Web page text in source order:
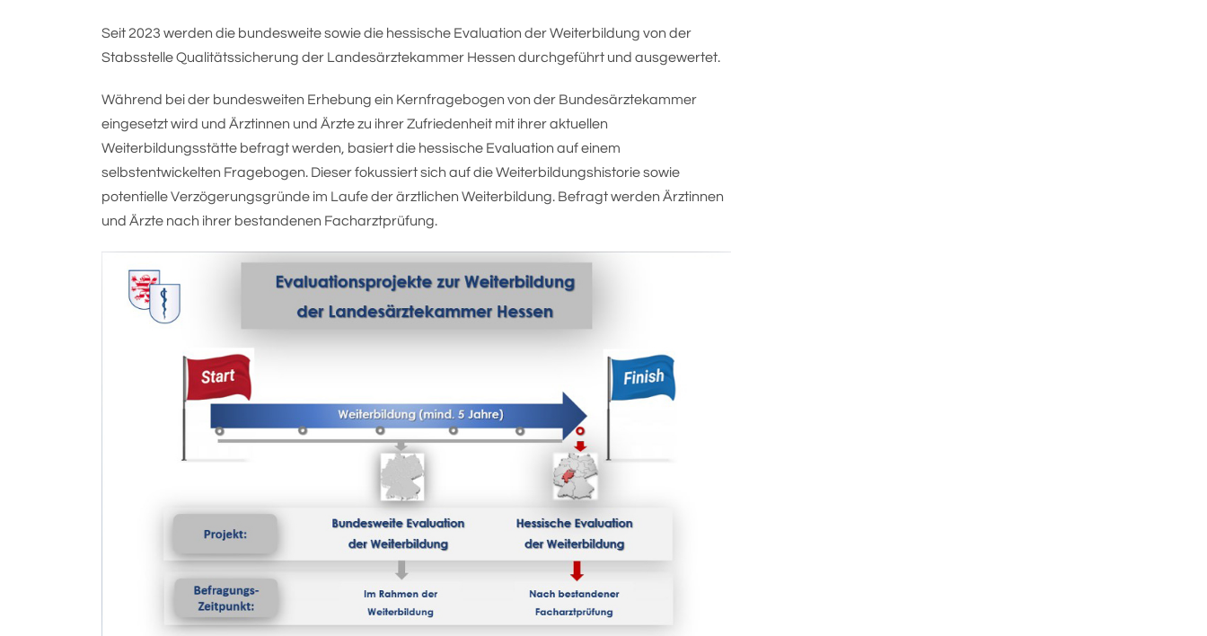
Seit 2023 werden die bundesweite sowie die hessische Evaluation der Weiterbildung von der
Stabsstelle Qualitätssicherung der Landesärztekammer Hessen durchgeführt und ausgewertet.
Während bei der bundesweiten Erhebung ein Kernfragebogen von der Bundesärztekammer
eingesetzt wird und Ärztinnen und Ärzte zu ihrer Zufriedenheit mit ihrer aktuellen
Weiterbildungsstätte befragt werden, basiert die hessische Evaluation auf einem
selbstentwickelten Fragebogen. Dieser fokussiert sich auf die Weiterbildungshistorie sowie
potentielle Verzögerungsgründe im Laufe der ärztlichen Weiterbildung. Befragt werden Ärztinnen
und Ärzte nach ihrer bestandenen Facharztprüfung.